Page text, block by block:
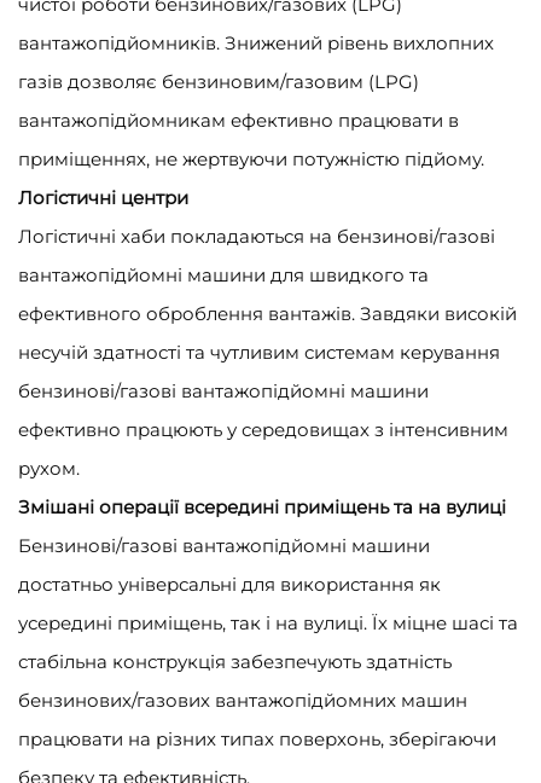
вантажопідйомників. Знижений рівень вихлопних
газів дозволяє бензиновим/газовим (LPG)
вантажопідйомникам ефективно працювати в
приміщеннях, не жертвуючи потужністю підйому.
Логістичні центри
Логістичні хаби покладаються на бензинові/газові
вантажопідйомні машини для швидкого та
ефективного оброблення вантажів. Завдяки високій
несучій здатності та чутливим системам керування
бензинові/газові вантажопідйомні машини
ефективно працюють у середовищах з інтенсивним
рухом.
Змішані операції всередині приміщень та на вулиці
Бензинові/газові вантажопідйомні машини
достатньо універсальні для використання як
усередині приміщень, так і на вулиці. Їх міцне шасі та
стабільна конструкція забезпечують здатність
бензинових/газових вантажопідйомних машин
працювати на різних типах поверхонь, зберігаючи
безпеку та ефективність.